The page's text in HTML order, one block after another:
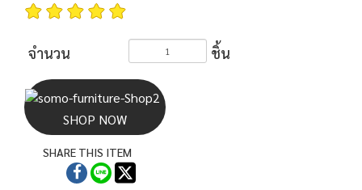
จำนวน ชิ้น
SHOP NOW
SHARE THIS ITEM